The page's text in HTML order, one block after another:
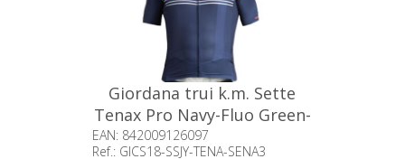
Giordana trui k.m. Sette
Tenax Pro Navy-Fluo Green-
Orange / M°
EAN: 842009126097
Ref.: GICS18-SSJY-TENA-SENA3